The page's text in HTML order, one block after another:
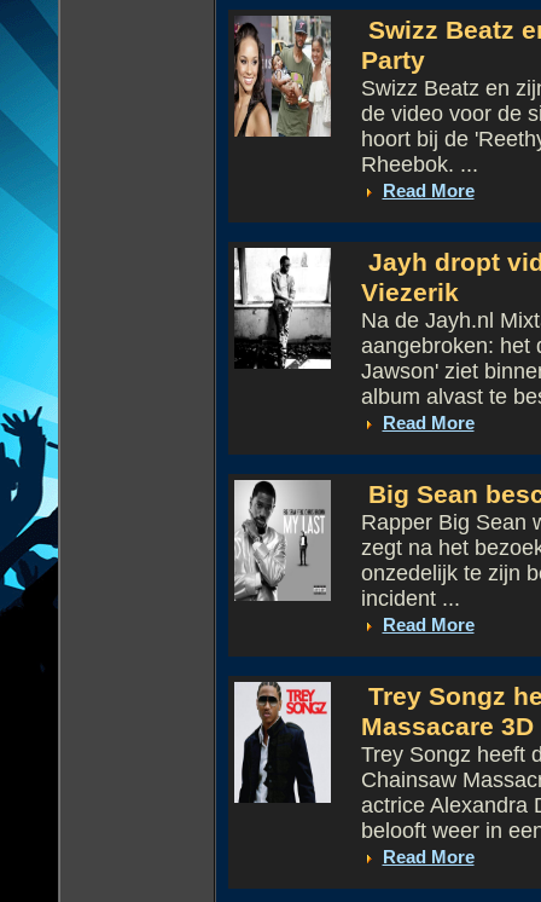
Swizz Beatz
Party
Swizz Beatz en
de video voor de
hoort bij de
Rheebok. ...
Read More
Jayh dropt
Viezerik
Na de Jayh.nl
aangebroken: het
Jawson' ziet
album alvast te
Read More
Big Sean
Rapper Big Sean
zegt na het
onzedelijk te zijn
incident ...
Read More
Trey Songz
Massacare 3D
Trey Songz heeft
Chainsaw
actrice Alexandra
belooft weer in
Read More